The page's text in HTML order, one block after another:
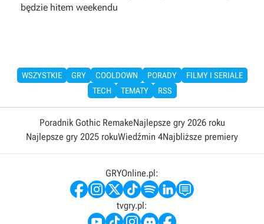
będzie hitem weekendu
WSZYSTKIE GRY COOLDOWN PORADY
FILMY I SERIALE
TECH
TEMATY RSS
Poradnik Gothic RemakeNajlepsze gry 2026 roku
Najlepsze gry 2025 rokuWiedźmin 4Najbliższe premiery
GRYOnline.pl:
tvgry.pl: